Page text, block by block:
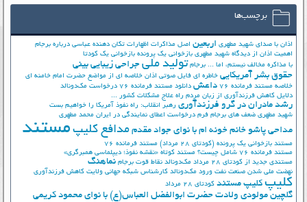
برچسب‌ها
اذان با صدای شهید مطهری اربعین اصل مذاکرات اظهارات تکان دهنده عباسی درباره برجام
اهمیت اذان از دیدگاه شهید مطهری بازخوانی یک پرونده بازخوانی یک کودتا
با مذاکره مخالف نیستم، اما ... برجام تولید ملی جراحی زیبایی بینی
حقوق بشر آمریکایی خاطره ای فایل صوتی اذان خلاصه ای از مواضع حضرت امام خامنه ای
خلاصه مستند فرمانده 76
داعش دانلود مستند فرمانده 76
درخواست مک‌دونالد
دلایل کاهش فرزندآوری از زبان مردم راه علاج مشکلات کشور ...
رشد مادران در گرو فرزندآوری رهبر انقلاب: راه نفوذ آمریکا را خواهیم بست
شهید مطهری ضعف های برجام فرم درخواست اعطای نمایندگی در ایران محمد مطهری
مداحی پاشو خانم خونه ام با نوای جواد مقدم مدافع کلیپ مستند
مستند بازخوانی یک پرونده (کودتای 28 مرداد)
مستند فرمانده 76
مستند فرمانده 76 شامل چیست؟
مستند کوتاه «نقشه نفوذ؛ دیپلماسی همبرگری»
مستندی جدید از کودتای 28 مرداد
مک‌دونالد نقاط قوت برجام نماهنگ
نهضت ملي شدن صنعت نفت ورود مک‌دونالد کارشناس شبکه جهانی ولایت کاهش فرزندآوری
کلیپ کلیپ مستند کودتای 28 مرداد
گلچین مولودی ولادت حضرت ابوالفضل العباس(ع) با نوای محمود کریمی